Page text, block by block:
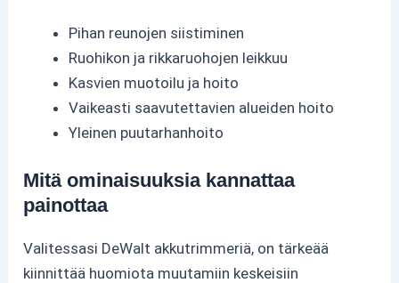
Pihan reunojen siistiminen
Ruohikon ja rikkaruohojen leikkuu
Kasvien muotoilu ja hoito
Vaikeasti saavutettavien alueiden hoito
Yleinen puutarhanhoito
Mitä ominaisuuksia kannattaa
painottaa
Valitessasi DeWalt akkutrimmeriä, on tärkeää
kiinnittää huomiota muutamiin keskeisiin